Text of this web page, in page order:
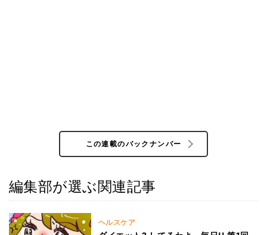
この連載のバックナンバー
編集部が選ぶ関連記事
ヘルスケア